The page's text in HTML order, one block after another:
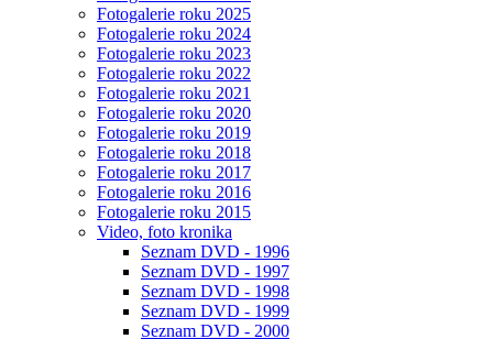
Fotogalerie roku 2025
Fotogalerie roku 2024
Fotogalerie roku 2023
Fotogalerie roku 2022
Fotogalerie roku 2021
Fotogalerie roku 2020
Fotogalerie roku 2019
Fotogalerie roku 2018
Fotogalerie roku 2017
Fotogalerie roku 2016
Fotogalerie roku 2015
Video, foto kronika
Seznam DVD - 1996
Seznam DVD - 1997
Seznam DVD - 1998
Seznam DVD - 1999
Seznam DVD - 2000